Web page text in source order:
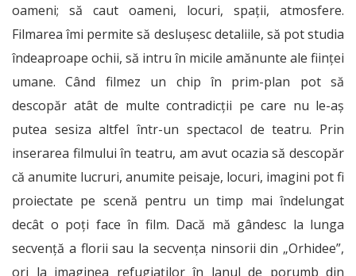
oameni; să caut oameni, locuri, spații, atmosfere.
Filmarea îmi permite să deslușesc detaliile, să pot studia
îndeaproape ochii, să intru în micile amănunte ale ființei
umane. Când filmez un chip în prim-plan pot să
descopăr atât de multe contradicții pe care nu le-aș
putea sesiza altfel într-un spectacol de teatru. Prin
inserarea filmului în teatru, am avut ocazia să descopăr
că anumite lucruri, anumite peisaje, locuri, imagini pot fi
proiectate pe scenă pentru un timp mai îndelungat
decât o poți face în film. Dacă mă gândesc la lunga
secvență a florii sau la secvența ninsorii din „Orhidee”,
ori la imaginea refugiaților în lanul de porumb din